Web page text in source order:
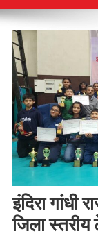
इंदिरा गांधी
जिला स्तरीय